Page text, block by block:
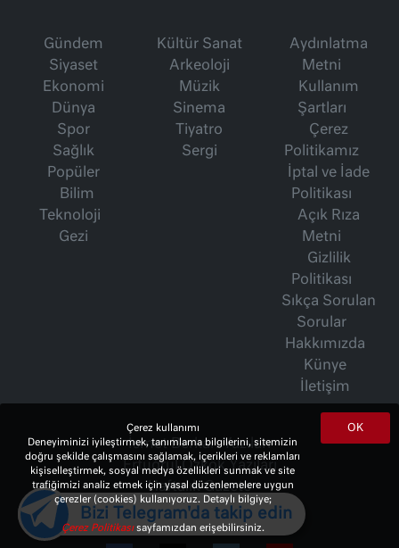
Gündem
Siyaset
Ekonomi
Dünya
Spor
Sağlık
Popüler
Bilim
Teknoloji
Gezi
Kültür Sanat
Arkeoloji
Müzik
Sinema
Tiyatro
Sergi
Aydınlatma
Metni
Kullanım
Şartları
Çerez
Politikamız
İptal ve İade
Politikası
Açık Rıza
Metni
Gizlilik
Politikası
Sıkça Sorulan
Sorular
Hakkımızda
Künye
İletişim
İsmet Berkan Yazıları
Ertuğrul Özkök Yazıları
Haftalık Gazete
OK
Çerez kullanımı
Deneyiminizi iyileştirmek, tanımlama bilgilerini, sitemizin
doğru şekilde çalışmasını sağlamak, içerikleri ve reklamları
kişiselleştirmek, sosyal medya özellikleri sunmak ve site
trafiğimizi analiz etmek için yasal düzenlemelere uygun
çerezler (cookies) kullanıyoruz. Detaylı bilgiye;
Çerez Politikasısayfamızdan erişebilirsiniz.
Bizi Telegram'da takip edin